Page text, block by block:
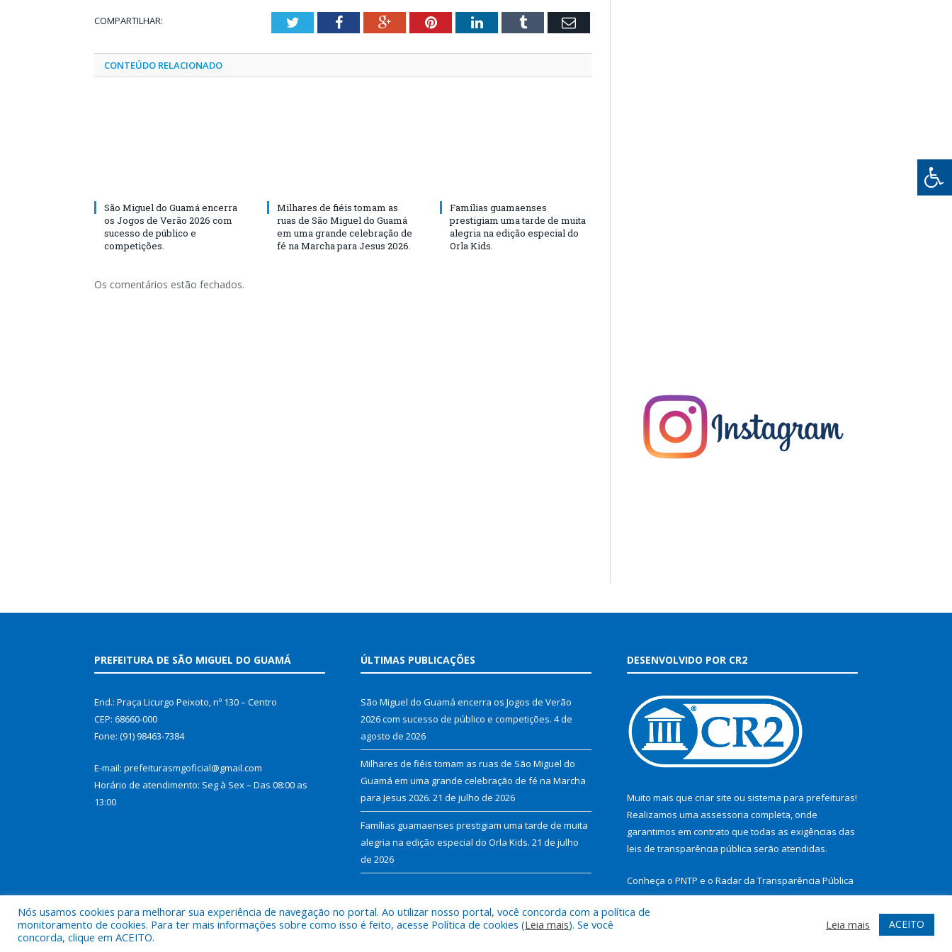
COMPARTILHAR: TwitterFacebookGoogle+PinterestLinkedInTumblr Email
CONTEÚDO RELACIONADO
São Miguel do Guamá encerra
os Jogos de Verão 2026 com
sucesso de público e
competições.
Milhares de fiéis tomam as
ruas de São Miguel do Guamá
em uma grande celebração de
fé na Marcha para Jesus 2026.
Famílias guamaenses
prestigiam uma tarde de muita
alegria na edição especial do
Orla Kids.
Os comentários estão fechados.
PREFEITURA DE SÃO MIGUEL DO GUAMÁ
End.: Praça Licurgo Peixoto, nº 130 – Centro
CEP: 68660-000
Fone: (91) 98463-7384
E-mail: prefeiturasmgoficial@gmail.com
Horário de atendimento: Seg à Sex – Das 08:00 as
13:00
ÚLTIMAS PUBLICAÇÕES
São Miguel do Guamá encerra os Jogos de Verão
2026 com sucesso de público e competições. 4 de
agosto de 2026
Milhares de fiéis tomam as ruas de São Miguel do
Guamá em uma grande celebração de fé na Marcha
para Jesus 2026. 21 de julho de 2026
Famílias guamaenses prestigiam uma tarde de muita
alegria na edição especial do Orla Kids. 21 de julho
de 2026
DESENVOLVIDO POR CR2
Muito mais que criar site ou sistema para prefeituras!
Realizamos uma assessoria completa, onde
garantimos em contrato que todas as exigências das
leis de transparência pública serão atendidas.
Conheça o PNTP e o Radar da Transparência Pública
Nós usamos cookies para melhorar sua experiência de navegação no portal. Ao utilizar nosso portal, você concorda com a política de
monitoramento de cookies. Para ter mais informações sobre como isso é feito, acesse Política de cookies (Leia mais). Se você
concorda, clique em ACEITO.
Leia mais ACEITO